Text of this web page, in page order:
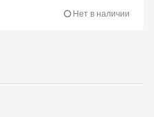
Нет в наличии